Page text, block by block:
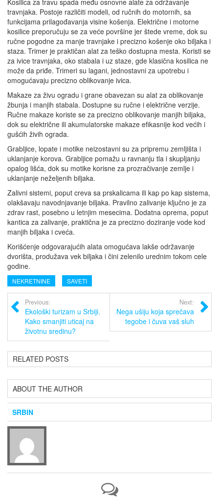
travnjaka. Postoje različiti modeli, od ručnih do motornih, sa
funkcijama prilagođavanja visine košenja. Električne i motorne
kosilice preporučuju se za veće površine jer štede vreme, dok su
ručne pogodne za manje travnjake i precizno košenje oko biljaka i
staza. Trimer je praktičan alat za teško dostupna mesta. Koristi se
za ivice travnjaka, oko stabala i uz staze, gde klasična kosilica ne
može da priđe. Trimeri su lagani, jednostavni za upotrebu i
omogućavaju precizno oblikovanje ivica.
Makaze za živu ogradu i grane obavezan su alat za oblikovanje
žbunja i manjih stabala. Dostupne su ručne i električne verzije.
Ručne makaze koriste se za precizno oblikovanje manjih biljaka,
dok su električne ili akumulatorske makaze efikasnije kod većih i
gušćih živih ograda.
Grabljice, lopate i motike neizostavni su za pripremu zemljišta i
uklanjanje korova. Grabljice pomažu u ravnanju tla i skupljanju
opalog lišća, dok su motike korisne za prozračivanje zemlje i
uklanjanje neželjenih biljaka.
Zalivni sistemi, poput creva sa prskalicama ili kap po kap sistema,
olakšavaju navodnjavanje biljaka. Pravilno zalivanje ključno je za
zdrav rast, posebno u letnjim mesecima. Dodatna oprema, poput
kantica za zalivanje, praktična je za precizno doziranje vode kod
manjih biljaka i cveća.
Korišćenje odgovarajućih alata omogućava lakše održavanje
dvorišta, produžava vek biljaka i čini zelenilo urednim tokom cele
godine.
NEKRETNINE SAVETI
Previous:
Ekološki turizam u Srbiji.
Kako smanjiti uticaj na
životnu sredinu?
Next:
Nega ušiju koja sprečava
tegobe i čuva vaš sluh
RELATED POSTS
ABOUT THE AUTHOR
SRBIN